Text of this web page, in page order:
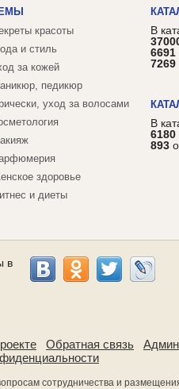
красоты
и стиль
за кожей
педикюр
уход за волосами
здоровье
и диеты
В
6691
7269
В
6180
893
в
Обратная связь
сотрудничества и